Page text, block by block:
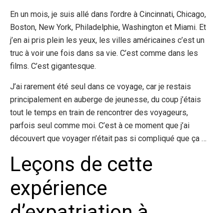
En un mois, je suis allé dans l’ordre à Cincinnati, Chicago,
Boston, New York, Philadelphie, Washington et Miami. Et
j’en ai pris plein les yeux, les villes américaines c’est un
truc à voir une fois dans sa vie. C’est comme dans les
films. C’est gigantesque.
J’ai rarement été seul dans ce voyage, car je restais
principalement en auberge de jeunesse, du coup j’étais
tout le temps en train de rencontrer des voyageurs,
parfois seul comme moi. C’est à ce moment que j’ai
découvert que voyager n’était pas si compliqué que ça …
Leçons de cette
expérience